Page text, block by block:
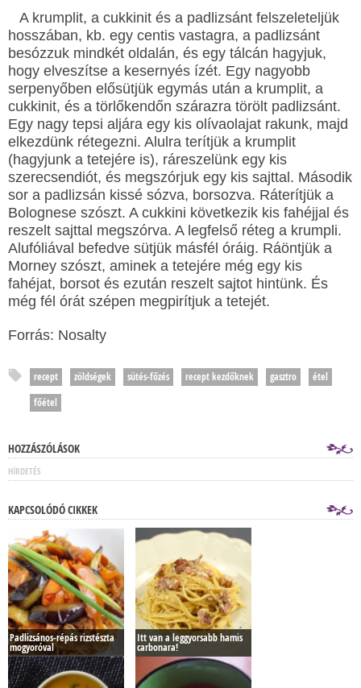
A krumplit, a cukkinit és a padlizsánt felszeleteljük
hosszában, kb. egy centis vastagra, a padlizsánt
besózzuk mindkét oldalán, és egy tálcán hagyjuk,
hogy elveszítse a kesernyés ízét. Egy nagyobb
serpenyőben elősütjük egymás után a krumplit, a
cukkinit, és a törlőkendőn szárazra törölt padlizsánt.
Egy nagy tepsi aljára egy kis olívaolajat rakunk, majd
elkezdünk rétegezni. Alulra terítjük a krumplit
(hagyjunk a tetejére is), ráreszelünk egy kis
szerecsendiót, és megszórjuk egy kis sajttal. Második
sor a padlizsán kissé sózva, borsozva. Ráterítjük a
Bolognese szószt. A cukkini következik kis fahéjjal és
reszelt sajttal megszórva. A legfelső réteg a krumpli.
Alufóliával befedve sütjük másfél óráig. Ráöntjük a
Morney szószt, aminek a tetejére még egy kis
fahéjat, borsot és ezután reszelt sajtot hintünk. És
még fél órát szépen megpirítjuk a tetejét.
Forrás: Nosalty
recept zöldségek sütés-főzés recept kezdőknek gasztro
étel
főétel
HOZZÁSZÓLÁSOK
HÍRDETÉS
KAPCSOLÓDÓ CIKKEK
Padlizsános-répás rizstészta
mogyoróval
Itt van a leggyorsabb hamis
carbonara!